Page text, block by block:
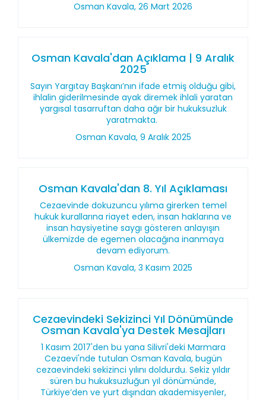
Osman Kavala, 26 Mart 2026
Osman Kavala'dan Açıklama | 9 Aralık
2025
Sayın Yargıtay Başkanı’nın ifade etmiş olduğu gibi,
ihlalin giderilmesinde ayak diremek ihlali yaratan
yargısal tasarruftan daha ağır bir hukuksuzluk
yaratmakta.
Osman Kavala, 9 Aralık 2025
Osman Kavala'dan 8. Yıl Açıklaması
Cezaevinde dokuzuncu yılıma girerken temel
hukuk kurallarına riayet eden, insan haklarına ve
insan haysiyetine saygı gösteren anlayışın
ülkemizde de egemen olacağına inanmaya
devam ediyorum.
Osman Kavala, 3 Kasım 2025
Cezaevindeki Sekizinci Yıl Dönümünde
Osman Kavala'ya Destek Mesajları
1 Kasım 2017'den bu yana Silivri'deki Marmara
Cezaevi'nde tutulan Osman Kavala, bugün
cezaevindeki sekizinci yılını doldurdu. Sekiz yıldır
süren bu hukuksuzluğun yıl dönümünde,
Türkiye’den ve yurt dışından akademisyenler,